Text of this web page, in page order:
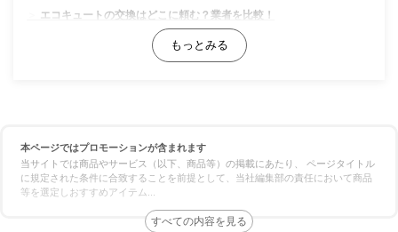
エコキュートの交換はどこに頼む？業者を比較！
保証の比較
エコキュート専門業者の選び方！ここをチェック
本ページではプロモーションが含まれます
当サイトでは商品やサービス（以下、商品等）の掲載にあたり、 ページタイトル
に規定された条件に合致することを前提として、当社編集部の責任において商品
等を選定しおすすめアイテム